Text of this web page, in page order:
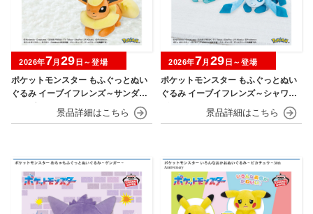
ポケットモンスター もふぐっとぬい
ぐるみ イーブイフレンズ～サンダー
ス・ブースター～おひるねver.
2026年7月 29 日～登場
ポケットモンスター もふぐっとぬい
ぐるみ イーブイフレンズ～シャワー
ズ・グレイシア～おひるねver.
2026年7月 29 日～登場